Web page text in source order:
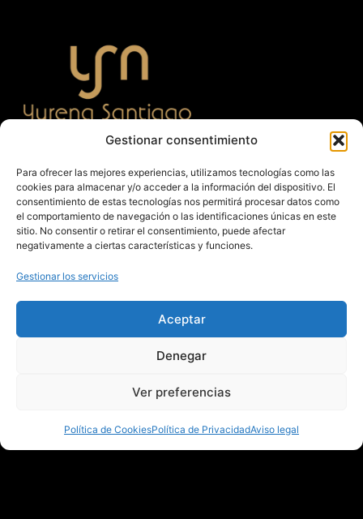
Gestionar consentimiento
Para ofrecer las mejores experiencias, utilizamos tecnologías como las
cookies para almacenar y/o acceder a la información del dispositivo. El
consentimiento de estas tecnologías nos permitirá procesar datos como
el comportamiento de navegación o las identificaciones únicas en este
sitio. No consentir o retirar el consentimiento, puede afectar
negativamente a ciertas características y funciones.
Gestionar los servicios
Aceptar
Denegar
Ver preferencias
Política de CookiesPolítica de PrivacidadAviso legal
¡Nos vemos
dentro!
Aviso Legal